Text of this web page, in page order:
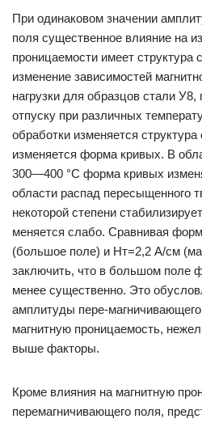
При одинаковом значении
поля существенное влияние на
проницаемости имеет структура
изменение зависимостей
нагрузки для образцов стали У8,
отпуску при различных
обработки изменяется
изменяется форма кривых. В
300—400 °С форма кривых
области распад пересыщенного
некоторой степени
меняется слабо. Сравнивая
(большое поле) и Нт=2,2 А/см
заключить, что в большом поле
менее существенно. Это
амплитуды пере-
магнитную проницаемость,
выше факторы.
Кроме влияния на магнитную
перемагничивающего поля,